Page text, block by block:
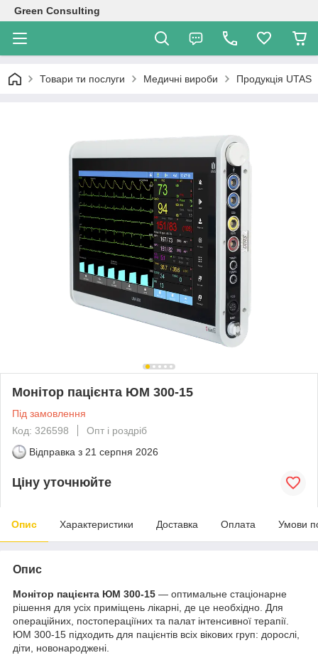
Green Consulting
Товари ти послуги Медичні вироби Продукція UTAS
Монітор пацієнта ЮМ 300-15
Під замовлення
Код: 326598
Опт і роздріб
Відправка з 21 серпня 2026
Ціну уточнюйте
Опис Характеристики Доставка Оплата Умови
Опис
Монітор пацієнта ЮМ 300-15 — оптимальне стаціонарне
рішення для усіх приміщень лікарні, де це необхідно. Для
операційних, постопераціїних та палат інтенсивної терапії.
ЮМ 300-15 підходить для пацієнтів всіх вікових груп: дорослі,
діти, новонароджені.